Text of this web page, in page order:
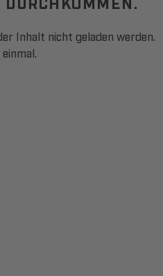
Inhalt nicht geladen werden.